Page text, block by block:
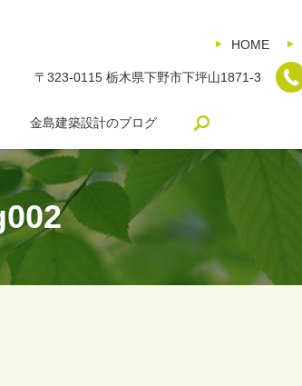
HOME
〒323-0115 栃木県下野市下坪山1871-3
金島建築設計のブログ